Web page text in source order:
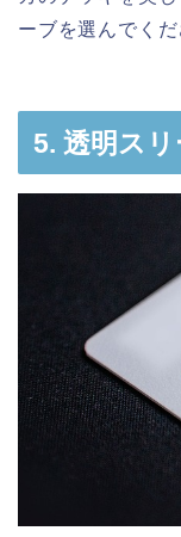
ーブを選んでくだ
5. 透明ス